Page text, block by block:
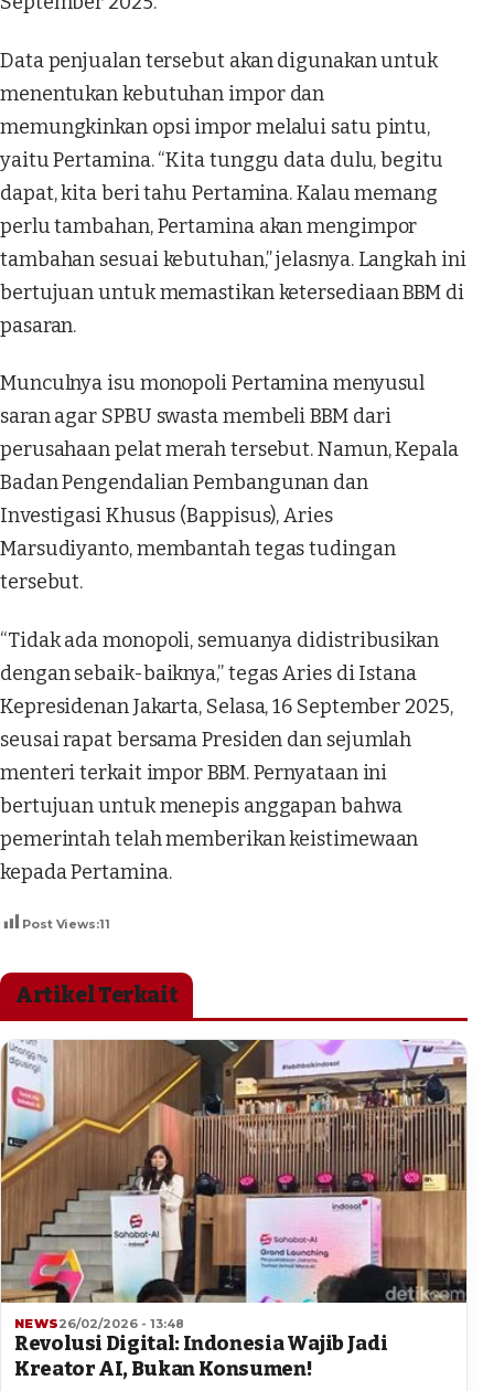
Data penjualan tersebut akan digunakan untuk
menentukan kebutuhan impor dan
memungkinkan opsi impor melalui satu pintu,
yaitu Pertamina. “Kita tunggu data dulu, begitu
dapat, kita beri tahu Pertamina. Kalau memang
perlu tambahan, Pertamina akan mengimpor
tambahan sesuai kebutuhan,” jelasnya. Langkah ini
bertujuan untuk memastikan ketersediaan BBM di
pasaran.
Munculnya isu monopoli Pertamina menyusul
saran agar SPBU swasta membeli BBM dari
perusahaan pelat merah tersebut. Namun, Kepala
Badan Pengendalian Pembangunan dan
Investigasi Khusus (Bappisus), Aries
Marsudiyanto, membantah tegas tudingan
tersebut.
“Tidak ada monopoli, semuanya didistribusikan
dengan sebaik-baiknya,” tegas Aries di Istana
Kepresidenan Jakarta, Selasa, 16 September 2025,
seusai rapat bersama Presiden dan sejumlah
menteri terkait impor BBM. Pernyataan ini
bertujuan untuk menepis anggapan bahwa
pemerintah telah memberikan keistimewaan
kepada Pertamina.
Post Views:11
Artikel Terkait
NEWS26/02/2026 - 13:48
Revolusi Digital: Indonesia Wajib Jadi
Kreator AI, Bukan Konsumen!